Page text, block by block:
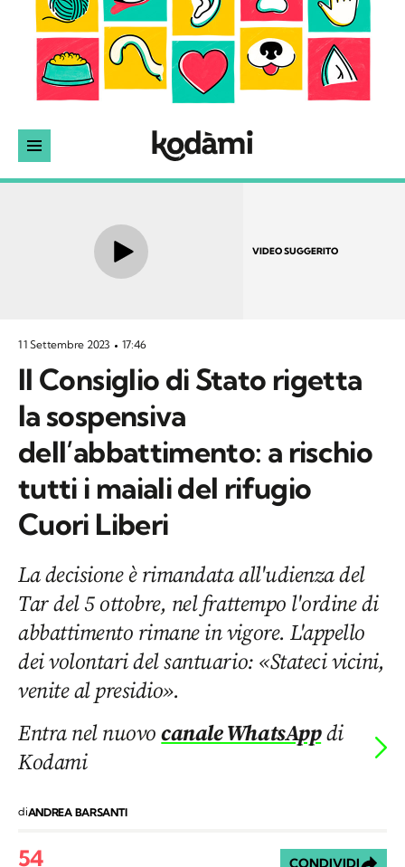
VIDEO SUGGERITO
11 Settembre 2023 17:46
Il Consiglio di Stato rigetta
la sospensiva
dell’abbattimento: a rischio
tutti i maiali del rifugio
Cuori Liberi
La decisione è rimandata all'udienza del
Tar del 5 ottobre, nel frattempo l'ordine di
abbattimento rimane in vigore. L'appello
dei volontari del santuario: «Stateci vicini,
venite al presidio».
Entra nel nuovocanale WhatsAppdi
Kodami
diANDREA BARSANTI
54 CONDIVIDI